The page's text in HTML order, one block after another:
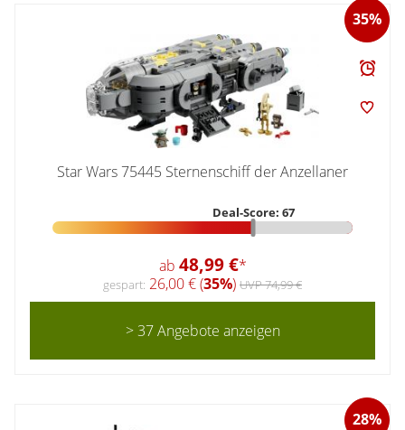
35%
Star Wars 75445 Sternenschiff der Anzellaner
Deal-Score: 67
ab 48,99 €*
gespart: 26,00 € (35%) UVP 74,99 €
> 37 Angebote anzeigen
28%